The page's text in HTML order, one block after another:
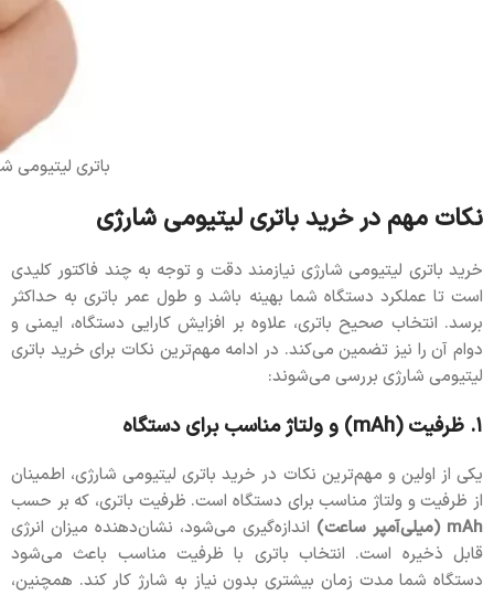
باتری لیتیومی
نکات مهم در خرید باتری لیتیومی شارژی
خرید باتری لیتیومی شارژی نیازمند دقت و توجه به چند فاکتور کلیدی
است تا عملکرد دستگاه شما بهینه باشد و طول عمر باتری به حداکثر
برسد. انتخاب صحیح باتری، علاوه بر افزایش کارایی دستگاه، ایمنی و
دوام آن را نیز تضمین می‌کند. در ادامه مهم‌ترین نکات برای خرید باتری
لیتیومی شارژی بررسی می‌شوند:
۱. ظرفیت (mAh) و ولتاژ مناسب برای دستگاه
یکی از اولین و مهم‌ترین نکات در خرید باتری لیتیومی شارژی، اطمینان
از ظرفیت و ولتاژ مناسب برای دستگاه است. ظرفیت باتری، که بر حسب
mAh (میلی‌آمپر ساعت)
اندازه‌گیری می‌شود، نشان‌دهنده میزان انرژی
قابل ذخیره است. انتخاب باتری با ظرفیت مناسب باعث می‌شود
دستگاه شما مدت زمان بیشتری بدون نیاز به شارژ کار کند. همچنین،